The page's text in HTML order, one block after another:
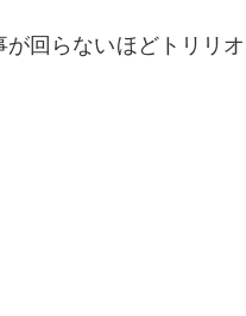
回らないほどトリリオ